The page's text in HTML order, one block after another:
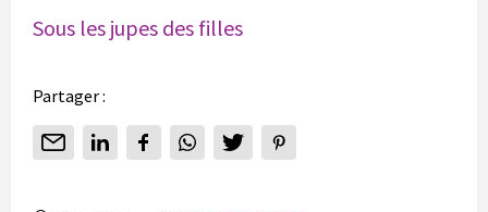
Sous les jupes des filles
Partager :